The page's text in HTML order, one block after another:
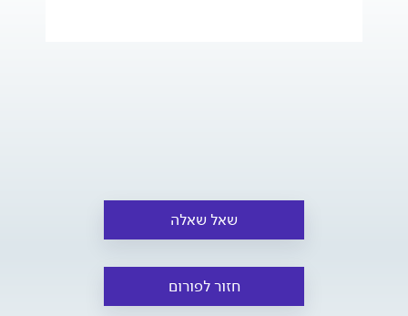
שאל שאלה
חזור לפורום